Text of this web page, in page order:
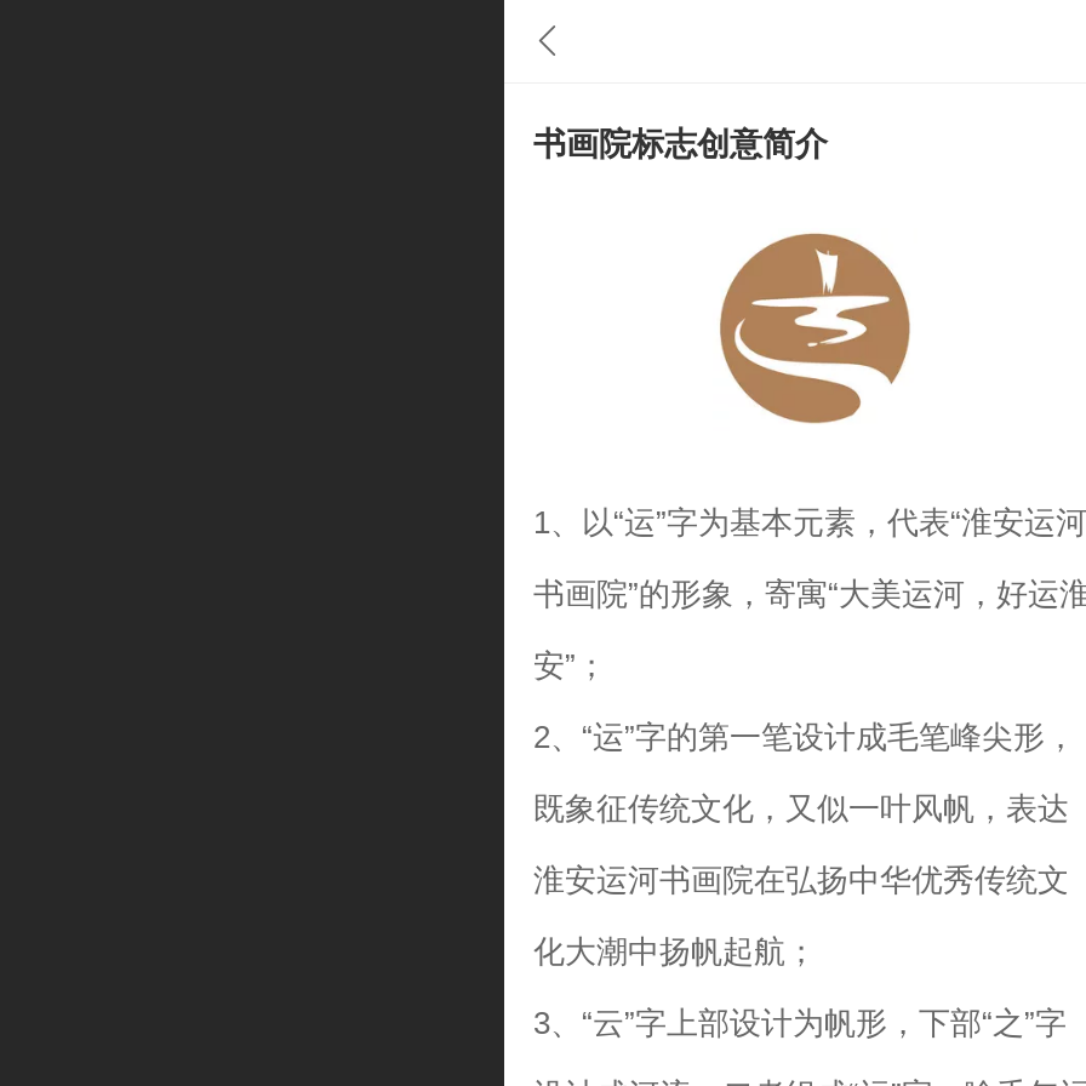
书画院标志创意简介
1、以“运”字为基本元素，代表“淮安运河
书画院”的形象，寄寓“大美运河，好运
安”；
2、“运”字的第一笔设计成毛笔峰尖形，
既象征传统文化，又似一叶风帆，表达
淮安运河书画院在弘扬中华优秀传统文
化大潮中扬帆起航；
3、“云”字上部设计为帆形，下部“之”字